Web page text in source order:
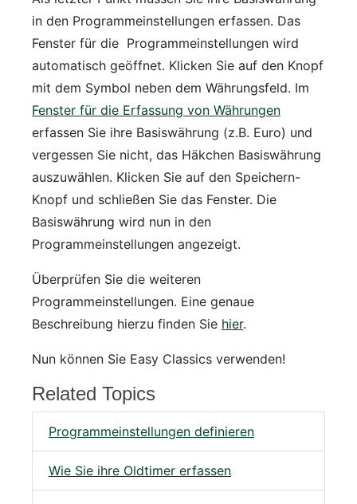
in den Programmeinstellungen erfassen. Das
Fenster für die Programmeinstellungen wird
automatisch geöffnet. Klicken Sie auf den Knopf
mit dem Symbol neben dem Währungsfeld. Im
Fenster für die Erfassung von Währungen
erfassen Sie ihre Basiswährung (z.B. Euro) und
vergessen Sie nicht, das Häkchen Basiswährung
auszuwählen. Klicken Sie auf den Speichern-
Knopf und schließen Sie das Fenster. Die
Basiswährung wird nun in den
Programmeinstellungen angezeigt.
Überprüfen Sie die weiteren
Programmeinstellungen. Eine genaue
Beschreibung hierzu finden Sie hier.
Nun können Sie Easy Classics verwenden!
Related Topics
Programmeinstellungen definieren
Wie Sie ihre Oldtimer erfassen